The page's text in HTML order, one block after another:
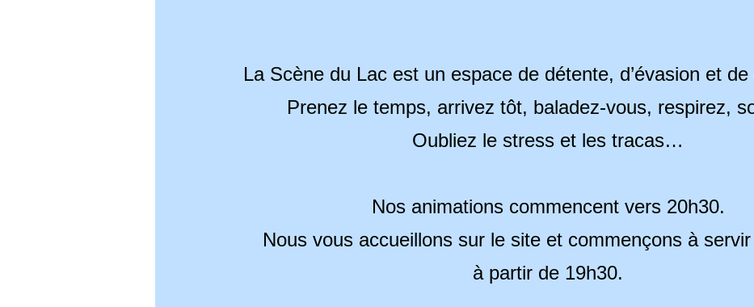
La Scène du Lac est un espace de détente, d’évasion et
Prenez le temps, arrivez tôt, baladez-vous, respirez,
Oubliez le stress et les tracas…
Nos animations commencent vers 20h30.
Nous vous accueillons sur le site et commençons à
à partir de 19h30.